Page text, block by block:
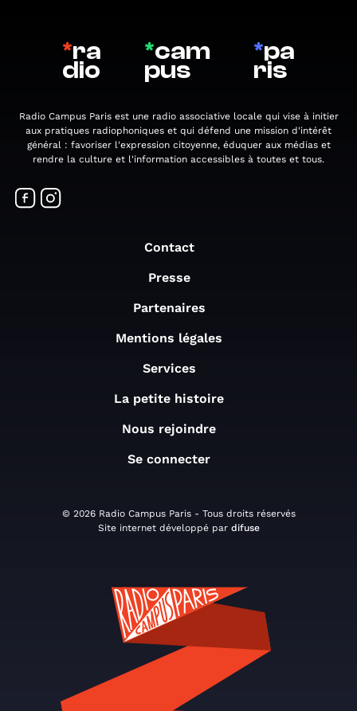
*ra
dio
*cam
pus
*pa
ris
Radio Campus Paris est une radio associative locale qui vise à initier
aux pratiques radiophoniques et qui défend une mission d'intérêt
général : favoriser l'expression citoyenne, éduquer aux médias et
rendre la culture et l'information accessibles à toutes et tous.
Contact
Presse
Partenaires
Mentions légales
Services
La petite histoire
Nous rejoindre
Se connecter
© 2026 Radio Campus Paris - Tous droits réservés
Site internet développé par difuse